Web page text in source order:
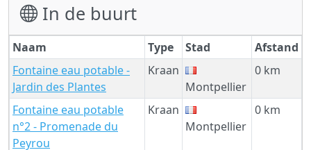
In de buurt
Naam Type Stad
Afstand
Fontaine eau potable -
Jardin des Plantes
Kraan
Montpellier
0 km
Fontaine eau potable
n°2 - Promenade du
Peyrou
Kraan
Montpellier
0 km